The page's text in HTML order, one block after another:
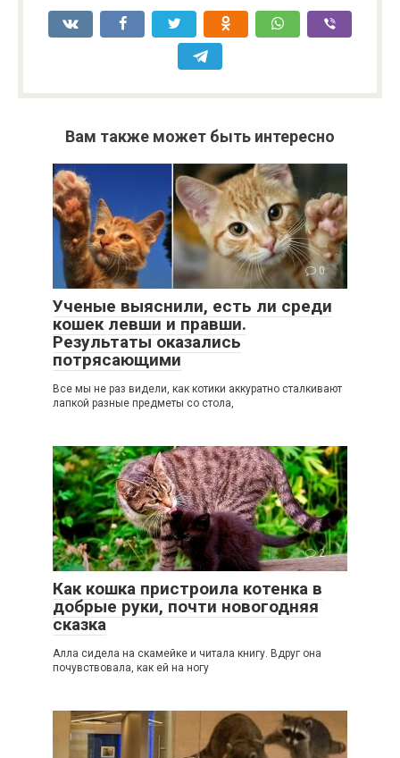
Вам также может быть интересно
0
Ученые выяснили, есть ли среди
кошек левши и правши.
Результаты оказались
потрясающими
Все мы не раз видели, как котики аккуратно сталкивают
лапкой разные предметы со стола,
2
Как кошка пристроила котенка в
добрые руки, почти новогодняя
сказка
Алла сидела на скамейке и читала книгу. Вдруг она
почувствовала, как ей на ногу